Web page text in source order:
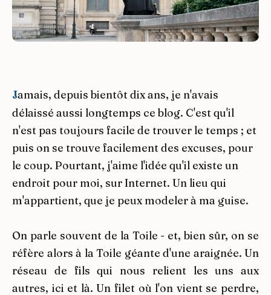
Jamais, depuis bientôt dix ans, je n'avais
délaissé aussi longtemps ce blog. C'est qu'il
n'est pas toujours facile de trouver le temps ; et
puis on se trouve facilement des excuses, pour
le coup. Pourtant, j'aime l'idée qu'il existe un
endroit pour moi, sur Internet. Un lieu qui
m'appartient, que je peux modeler à ma guise.
On parle souvent de la Toile - et, bien sûr, on se
réfère alors à la Toile géante d'une araignée. Un
réseau de fils qui nous relient les uns aux
autres, ici et là. Un filet où l'on vient se perdre,